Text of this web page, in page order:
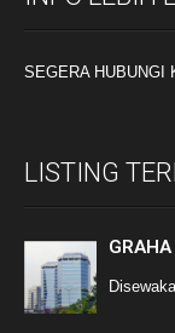
SEGERA HUBUNGI
LISTING